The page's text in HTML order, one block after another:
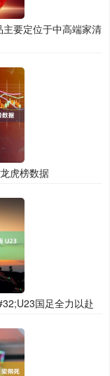
要定位于中高端家清
虎榜数据
国足全力以赴